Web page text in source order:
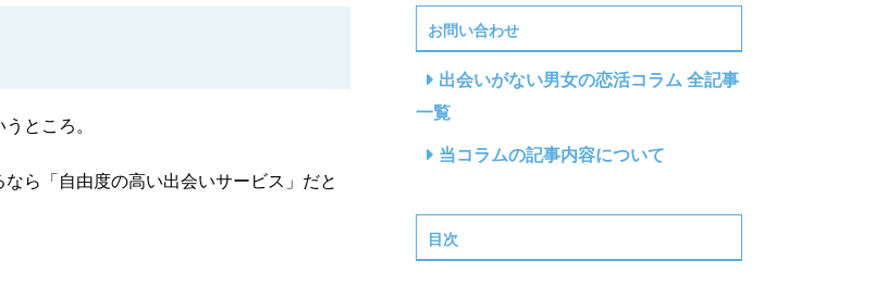
ところ。
ら「自由度の高い出会いサービス」だと
お問い合わせ
出会いがない男女の恋活コラム 全記事
一覧
当コラムの記事内容について
目次